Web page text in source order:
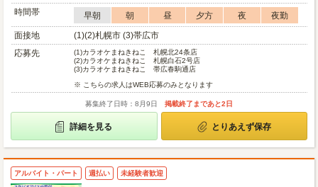
時間帯
早朝 朝 昼 夕方 夜
夜勤
面接地
(1)(2)札幌市 (3)帯広市
応募先
(1)カラオケまねきねこ 札幌北24条店
(2)カラオケまねきねこ 札幌白石2号店
(3)カラオケまねきねこ 帯広春駒通店
※ こちらの求人はWEB応募のみとなります
募集終了日時：8月9日 掲載終了まであと2日
詳細を見る とりあえず保存
アルバイト・パート 週払い 未経験者歓迎